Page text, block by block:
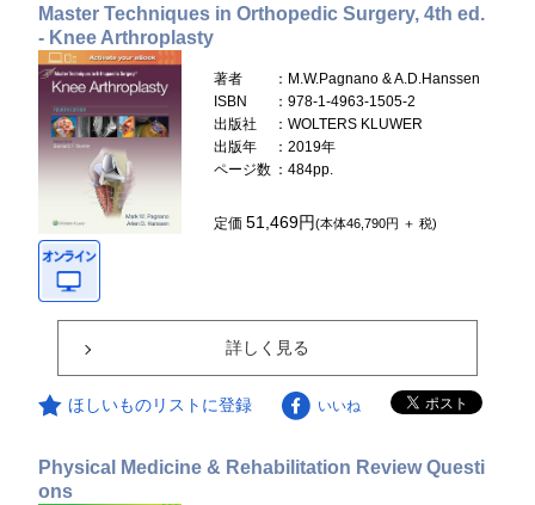
Master Techniques in Orthopedic Surgery, 4th ed.
- Knee Arthroplasty
著者
：M.W.Pagnano & A.D.Hanssen
ISBN
：978-1-4963-1505-2
出版社
：WOLTERS KLUWER
出版年
：2019年
ページ数 ：484pp.
定価51,469円(本体46,790円 ＋ 税)
詳しく見る
ほしいものリストに登録 いいね
Physical Medicine & Rehabilitation Review Questi
ons